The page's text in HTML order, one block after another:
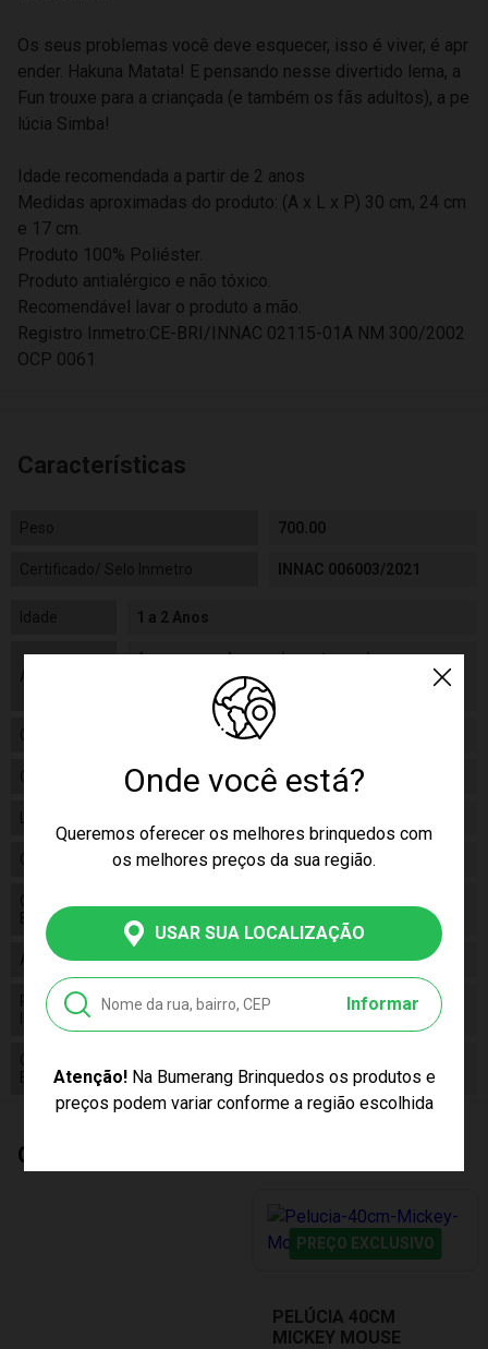
Onde você está?
Queremos oferecer os melhores brinquedos com
os melhores preços da sua região.
USAR SUA LOCALIZAÇÃO
Informar
Atenção!Na Bumerang Brinquedos os produtos e
preços podem variar conforme a região escolhida
Os seus problemas você deve esquecer, isso é viver, é apr
ender. Hakuna Matata! E pensando nesse divertido lema, a
Fun trouxe para a criançada (e também os fãs adultos), a pe
lúcia Simba!
Idade recomendada a partir de 2 anos
Medidas aproximadas do produto: (A x L x P) 30 cm, 24 cm
e 17 cm.
Produto 100% Poliéster.
Produto antialérgico e não tóxico.
Recomendável lavar o produto a mão.
Registro Inmetro:CE-BRI/INNAC 02115-01A NM 300/2002
OCP 0061
Características
Peso 700.00
Certificado/ Selo Inmetro INNAC 006003/2021
Idade 1 a 2 Anos
Aviso
As cores podem variar entre as imagens
mostradas acima e o produto. Imagens
meramente ilustrativas.
Gênero
Categoria Disney
Código F0022-2
Código de
Barras
7898039605418
Alimentação N/a
Pilhas
Inclusas
False
Conteúdo da
Embalagem
01 Pelúcia Big Feet Disney Simba
Quem Comprou, Também Levou
PREÇO EXCLUSIVO
PELÚCIA 40CM
MICKEY MOUSE